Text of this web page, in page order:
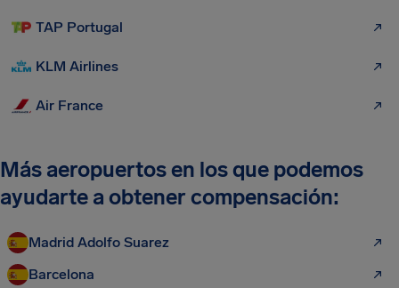
TAP Portugal
KLM Airlines
Air France
Más aeropuertos en los que podemos
ayudarte a obtener compensación:
Madrid Adolfo Suarez
Barcelona